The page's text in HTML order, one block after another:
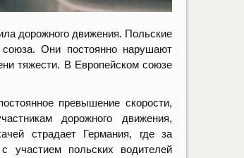
дорожного движения. Польские
Они постоянно нарушают
тяжести. В Европейском союзе
превышение скорости,
дорожного движения,
страдает Германия, где за
польских водителей